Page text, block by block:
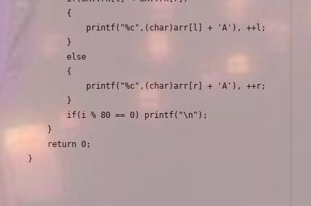
        {
            printf("%c",(char)arr[l] + 'A'), ++l;
        }
        else
        {
            printf("%c",(char)arr[r] + 'A'), ++r;
        }
        if(i % 80 == 0) printf("\n");
    }
    return 0;